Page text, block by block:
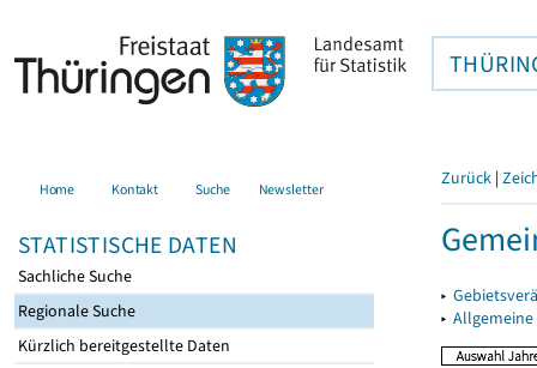
Home Kontakt Suche Newsletter
STATISTISCHE DATEN
Sachliche Suche
Regionale Suche
Kürzlich bereitgestellte Daten
Zurück |
▸
▸